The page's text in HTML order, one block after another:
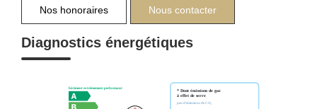
Nos honoraires Nous contacter
Diagnostics énergétiques